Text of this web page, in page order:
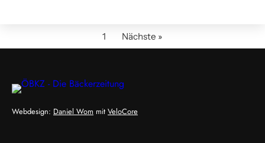
1 Nächste »
Webdesign: Daniel Wom mit VeloCore